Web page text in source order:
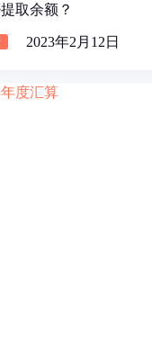
取余额？
2023年2月12日